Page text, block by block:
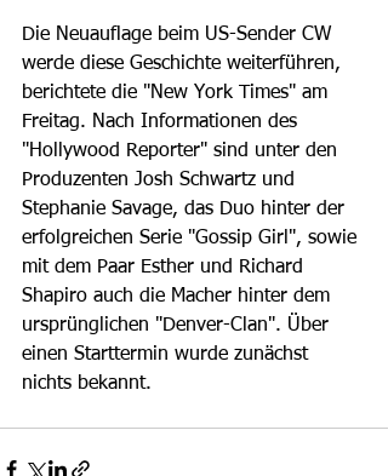
Die Neuauflage beim US-Sender CW
werde diese Geschichte weiterführen,
berichtete die "New York Times" am
Freitag. Nach Informationen des
"Hollywood Reporter" sind unter den
Produzenten Josh Schwartz und
Stephanie Savage, das Duo hinter der
erfolgreichen Serie "Gossip Girl", sowie
mit dem Paar Esther und Richard
Shapiro auch die Macher hinter dem
ursprünglichen "Denver-Clan". Über
einen Starttermin wurde zunächst
nichts bekannt.